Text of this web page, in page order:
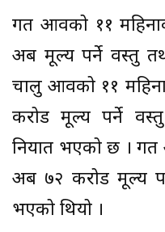
गत आवको ११
अर्ब मूल्य पर्ने वस्तु
चालु आवको ११
करोड मूल्य पर्ने
निर्यात भएको छ ।
अर्ब ७२ करोड मूल्य
भएको थियो ।